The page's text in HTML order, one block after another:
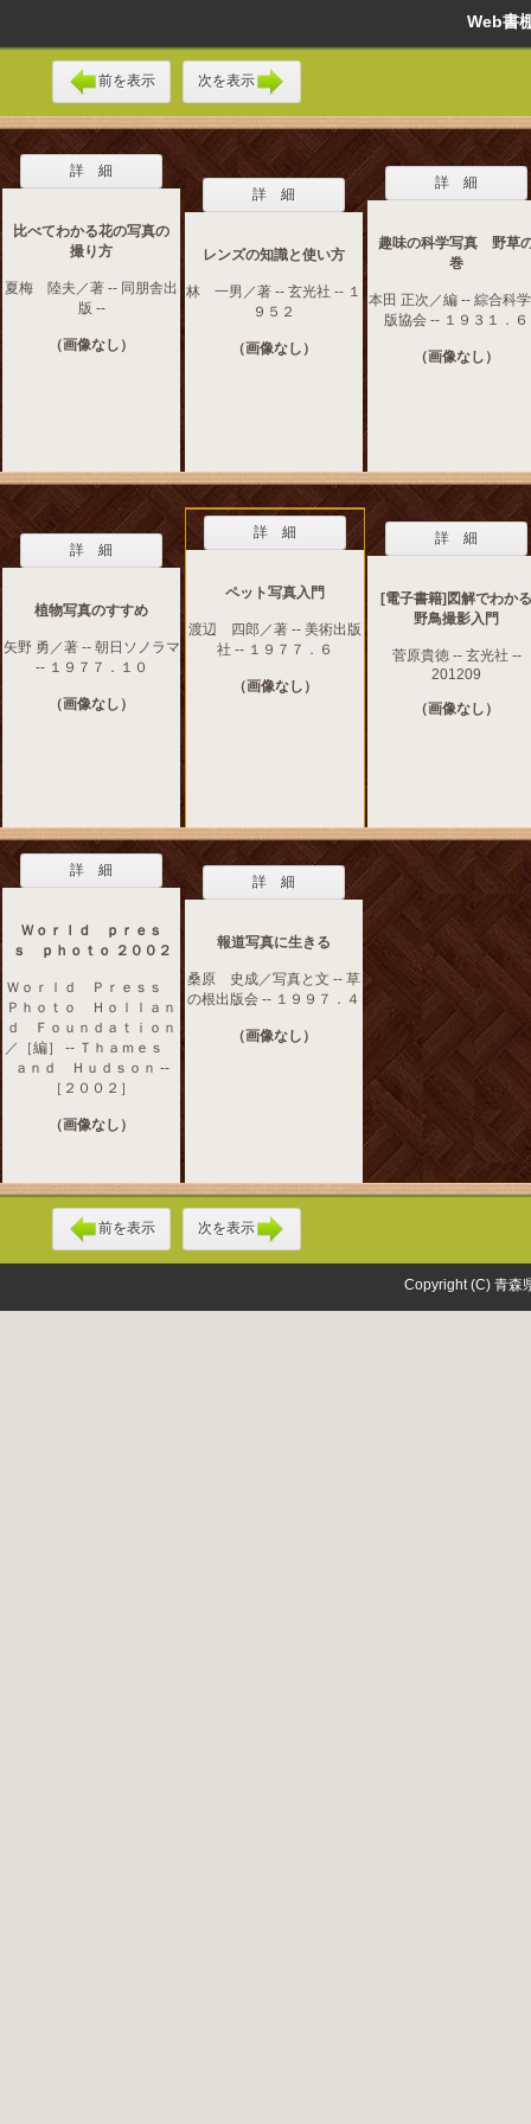
Web
前を表示 次を表示
詳 細
比べてわかる花の写真の
撮り方
夏梅 陸夫／著 -- 同朋舎出
版 --
（画像なし）
詳 細
レンズの知識と使い方
林 一男／著 -- 玄光社 -- １
９５２
（画像なし）
詳 細
趣味の科学写真 野草
巻
本田 正次／編 -- 綜合科
版協会 -- １９３１．６
（画像なし）
詳 細
植物写真のすすめ
矢野 勇／著 -- 朝日ソノラマ
-- １９７７．１０
（画像なし）
詳 細
ペット写真入門
渡辺 四郎／著 -- 美術出版
社 -- １９７７．６
（画像なし）
詳 細
[電子書籍]図解でわかる
野鳥撮影入門
菅原貴徳 -- 玄光社 --
201209
（画像なし）
詳 細
Ｗｏｒｌｄ ｐｒｅｓ
ｓ ｐｈｏｔｏ ２００２
Ｗｏｒｌｄ Ｐｒｅｓｓ
Ｐｈｏｔｏ Ｈｏｌｌａｎ
ｄ Ｆｏｕｎｄａｔｉｏｎ
／［編］ -- Ｔｈａｍｅｓ
ａｎｄ Ｈｕｄｓｏｎ --
［２００２］
（画像なし）
詳 細
報道写真に生きる
桑原 史成／写真と文 -- 草
の根出版会 -- １９９７．４
（画像なし）
前を表示 次を表示
Copyright (C) 青森